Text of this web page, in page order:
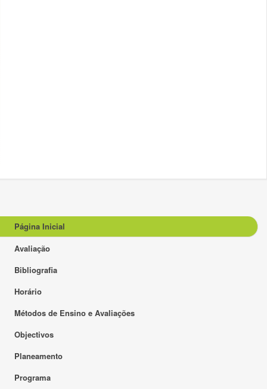
Página Inicial
Avaliação
Bibliografia
Horário
Métodos de Ensino e Avaliações
Objectivos
Planeamento
Programa